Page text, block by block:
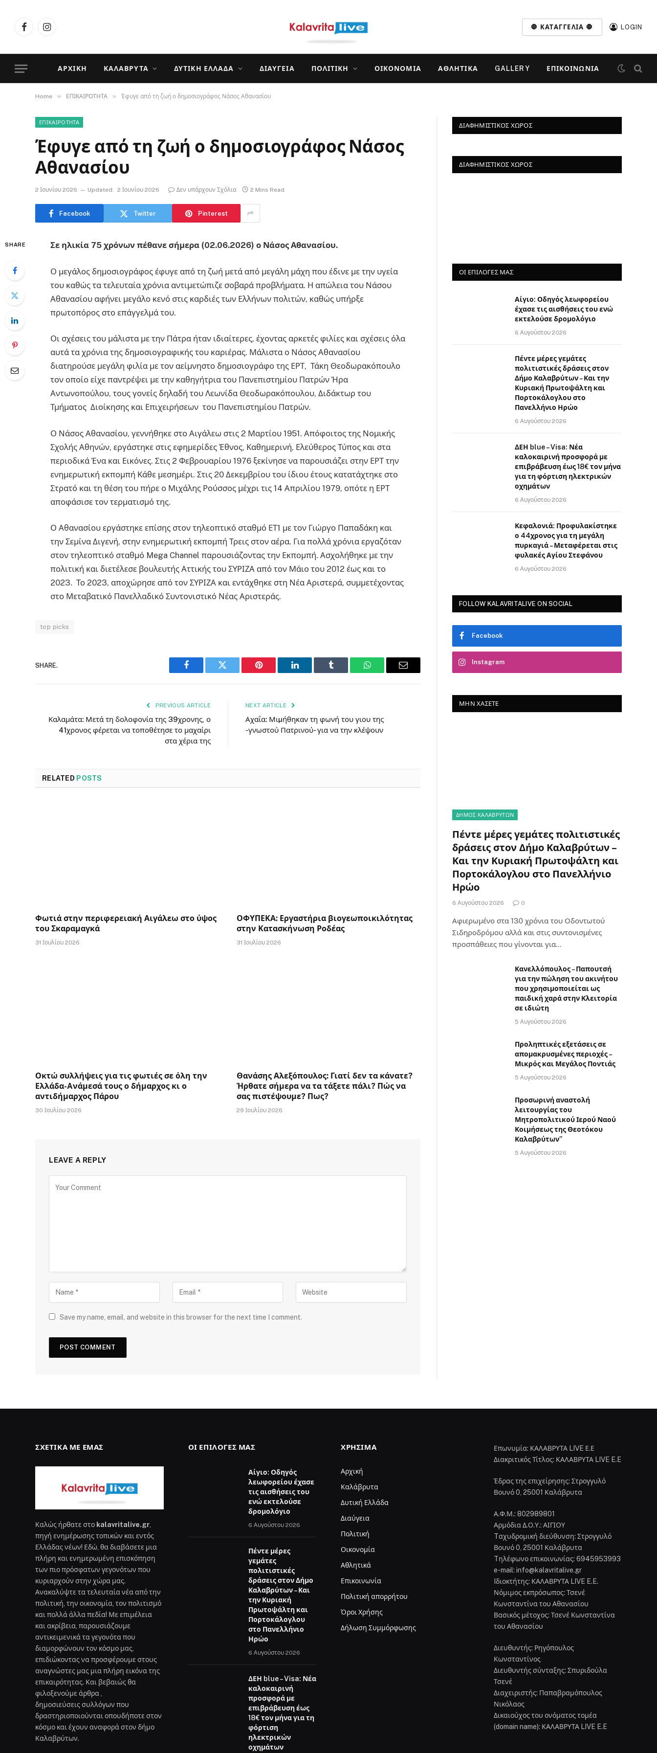
FacebookInstagram
🛑 ΚΑΤΑΓΓΕΛΊΑ 🛑 LOGIN
ΑΡΧΙΚΉ ΚΑΛΆΒΡΥΤΑ ΔΥΤΙΚΉ ΕΛΛΆΔΑ ΔΙΑΎΓΕΙΑ ΠΟΛΙΤΙΚΉ ΟΙΚΟΝΟΜΊΑ ΑΘΛΗΤΙΚΆ GALLERY ΕΠΙΚΟΙΝΩΝΊΑ
Home » ΕΠΙΚΑΙΡΟΤΗΤΑ » Έφυγε από τη ζωή ο δημοσιογράφος Νάσος Αθανασίου
ΕΠΙΚΑΙΡΟΤΗΤΑ
Έφυγε από τη ζωή ο δημοσιογράφος Νάσος
Αθανασίου
2 Ιουνίου 2026 Updated: 2 Ιουνίου 2026 Δεν υπάρχουν Σχόλια 2 Mins Read
Facebook Twitter Pinterest
SHARE Σε ηλικία 75 χρόνων πέθανε σήμερα (02.06.2026) ο Νάσος Αθανασίου.
Ο μεγάλος δημοσιογράφος έφυγε από τη ζωή μετά από μεγάλη μάχη που έδινε με την υγεία
του καθώς τα τελευταία χρόνια αντιμετώπιζε σοβαρά προβλήματα. Η απώλεια του Νάσου
Αθανασίου αφήνει μεγάλο κενό στις καρδιές των Ελλήνων πολιτών, καθώς υπήρξε
πρωτοπόρος στο επάγγελμά του.
Οι σχέσεις του μάλιστα με την Πάτρα ήταν ιδιαίτερες, έχοντας αρκετές φιλίες και σχέσεις όλα
αυτά τα χρόνια της δημοσιογραφικής του καριέρας. Μάλιστα ο Νάσος Αθανασίου
διατηρούσε μεγάλη φιλία με τον αείμνηστο δημοσιογράφο της ΕΡΤ, Τάκη Θεοδωρακόπουλο
τον οποίο είχε παντρέψει με την καθηγήτρια του Πανεπιστημίου Πατρών Ήρα
Αντωνοπούλου, τους γονείς δηλαδή του Λεωνίδα Θεοδωρακόπουλου, Διδάκτωρ του
Τμήματος Διοίκησης και Επιχειρήσεων του Πανεπιστημίου Πατρών.
Ο Νάσος Αθανασίου, γεννήθηκε στο Αιγάλεω στις 2 Μαρτίου 1951. Απόφοιτος της Νομικής
Σχολής Αθηνών, εργάστηκε στις εφημερίδες Έθνος, Καθημερινή, Ελεύθερος Τύπος και στα
περιοδικά Ένα και Εικόνες. Στις 2 Φεβρουαρίου 1976 ξεκίνησε να παρουσιάζει στην ΕΡΤ την
ενημερωτική εκπομπή Κάθε μεσημέρι. Στις 20 Δεκεμβρίου του ίδιου έτους κατατάχτηκε στο
Στρατό και τη θέση του πήρε ο Μιχάλης Ρούσσος μέχρι τις 14 Απριλίου 1979, οπότε η ΕΡΤ
αποφάσισε τον τερματισμό της.
Ο Αθανασίου εργάστηκε επίσης στον τηλεοπτικό σταθμό ΕΤ1 με τον Γιώργο Παπαδάκη και
την Σεμίνα Διγενή, στην ενημερωτική εκπομπή Τρεις στον αέρα. Για πολλά χρόνια εργαζόταν
στον τηλεοπτικό σταθμό Mega Channel παρουσιάζοντας την Εκπομπή. Ασχολήθηκε με την
πολιτική και διετέλεσε βουλευτής Αττικής του ΣΥΡΙΖΑ από τον Μάιο του 2012 έως και το
2023. Το 2023, αποχώρησε από τον ΣΥΡΙΖΑ και εντάχθηκε στη Νέα Αριστερά, συμμετέχοντας
στο Μεταβατικό Πανελλαδικό Συντονιστικό Νέας Αριστεράς.
top picks
SHARE.
Facebook Twitter Pinterest LinkedIn Tumblr WhatsAppEmail
PREVIOUS ARTICLE
Καλαμάτα: Μετά τη δολοφονία της 39χρονης, ο
41χρονος φέρεται να τοποθέτησε το μαχαίρι
στα χέρια της
NEXT ARTICLE
Αχαΐα: Μιµήθηκαν τη φωνή του γιου της
-γνωστού Πατρινού- για να την κλέψουν
RELATED POSTS
Φωτιά στην περιφερειακή Αιγάλεω στο ύψος
του Σκαραμαγκά
31 Ιουλίου 2026
ΟΦΥΠΕΚΑ: Εργαστήρια βιογεωποικιλότητας
στην Κατασκήνωση Ροδέας
31 Ιουλίου 2026
Οκτώ συλλήψεις για τις φωτιές σε όλη την
Ελλάδα-Aνάμεσά τους ο δήμαρχος κι ο
αντιδήμαρχος Πάρου
30 Ιουλίου 2026
Θανάσης Αλεξόπουλος: Γιατί δεν τα κάνατε?
Ήρθατε σήμερα να τα τάξετε πάλι? Πώς να
σας πιστέψουμε? Πως?
29 Ιουλίου 2026
LEAVE A REPLY
Save my name, email, and website in this browser for the next time I comment.
ΔΙΑΦΗΜΙΣΤΙΚΌΣ ΧΏΡΟΣ
ΔΙΑΦΗΜΙΣΤΙΚΌΣ ΧΏΡΟΣ
ΟΙ ΕΠΙΛΟΓΈΣ ΜΑΣ
Αίγιο: Οδηγός λεωφορείου
έχασε τις αισθήσεις του ενώ
εκτελούσε δρομολόγιο
6 Αυγούστου 2026
Πέντε μέρες γεμάτες
πολιτιστικές δράσεις στον
Δήμο Καλαβρύτων – Και την
Κυριακή Πρωτοψάλτη και
Πορτοκάλογλου στο
Πανελλήνιο Ηρώο
6 Αυγούστου 2026
ΔΕΗ blue – Visa: Νέα
καλοκαιρινή προσφορά με
επιβράβευση έως 18€ τον μήνα
για τη φόρτιση ηλεκτρικών
οχημάτων
6 Αυγούστου 2026
Κεφαλονιά: Προφυλακίστηκε
ο 44χρονος για τη μεγάλη
πυρκαγιά – Μεταφέρεται στις
φυλακές Αγίου Στεφάνου
6 Αυγούστου 2026
FOLLOW KALAVRITALIVE ON SOCIAL
Facebook
Instagram
ΜΗΝ ΧΆΣΕΤΕ
ΔΗΜΟΣ ΚΑΛΑΒΡΥΤΩΝ
Πέντε μέρες γεμάτες πολιτιστικές
δράσεις στον Δήμο Καλαβρύτων –
Και την Κυριακή Πρωτοψάλτη και
Πορτοκάλογλου στο Πανελλήνιο
Ηρώο
6 Αυγούστου 2026 0
Αφιερωμένο στα 130 χρόνια του Οδοντωτού
Σιδηροδρόμου αλλά και στις συντονισμένες
προσπάθειες που γίνονται για…
Κανελλόπουλος – Παπουτσή
για την πώληση του ακινήτου
που χρησιμοποιείται ως
παιδική χαρά στην Κλειτορία
σε ιδιώτη
5 Αυγούστου 2026
Προληπτικές εξετάσεις σε
απομακρυσμένες περιοχές –
Μικρός και Μεγάλος Ποντιάς
5 Αυγούστου 2026
Προσωρινή αναστολή
λειτουργίας του
Μητροπολιτικού Ιερού Ναού
Κοιμήσεως της Θεοτόκου
Καλαβρύτων”
5 Αυγούστου 2026
ΣΧΕΤΙΚΆ ΜΕ ΕΜΆΣ
Καλώς ήρθατε στο kalavritalive.gr
πηγή ενημέρωσης τοπικών και εντός
Ελλάδας νέων! Εδώ, θα διαβάσετε μια
πλήρη και ενημερωμένη επισκόπηση
των πιο πρόσφατων γεγονότων που
κυριαρχούν στην χώρα μας.
Ανακαλύψτε τα τελευταία νέα από την
πολιτική, την οικονομία, τον πολιτισμό
και πολλά άλλα πεδία! Με επιμέλεια
και ακρίβεια, παρουσιάζουμε
αντικειμενικά τα γεγονότα που
διαμορφώνουν τον κόσμο μας,
επιδιώκοντας να προσφέρουμε στους
αναγνώστες μας μια πλήρη εικόνα της
επικαιρότητας. Και βεβαιώς θα
φιλοξενούμε άρθρα ,
δημοσιεύσεις συλλόγων που
δραστηριοποιούνται οπουδήποτε στον
κόσμο και έχουν αναφορά στον δήμο
Καλαβρύτων.
ΟΙ ΕΠΙΛΟΓΈΣ ΜΑΣ
Αίγιο: Οδηγός
λεωφορείου έχασε
τις αισθήσεις του
ενώ εκτελούσε
δρομολόγιο
6 Αυγούστου 2026
Πέντε μέρες
γεμάτες
πολιτιστικές
δράσεις στον Δήμο
Καλαβρύτων – Και
την Κυριακή
Πρωτοψάλτη και
Πορτοκάλογλου
στο Πανελλήνιο
Ηρώο
6 Αυγούστου 2026
ΔΕΗ blue – Visa: Νέα
καλοκαιρινή
προσφορά με
επιβράβευση έως
18€ τον μήνα για τη
φόρτιση
ηλεκτρικών
οχημάτων
ΧΡΉΣΙΜΑ
Αρχική
Καλάβρυτα
Δυτική Ελλάδα
Διαύγεια
Πολιτική
Οικονομία
Αθλητικά
Επικοινωνία
Πολιτική απορρήτου
Όροι Χρήσης
Δήλωση Συμμόρφωσης
Επωνυμία: ΚΑΛΑΒΡΥΤΑ LIVE Ε.Ε
Διακριτικός Τίτλος: ΚΑΛΑΒΡΥΤΑ LIVE E.E
Έδρας της επιχείρησης: Στρογγυλό
Βουνό 0, 25001 Καλάβρυτα
Α.Φ.Μ.: 802989801
Αρμόδια Δ.Ο.Υ.: ΑΙΓΙΟΥ
Tαχυδρομική διεύθυνση: Στρογγυλό
Βουνό 0, 25001 Καλάβρυτα
Tηλέφωνο επικοινωνίας: 6945953993
e-mail: info@kalavritalive.gr
Iδιοκτήτης: ΚΑΛΑΒΡΥΤΑ LIVE E.E.
Νόμιμος εκπρόσωπος: Τσενέ
Κωνσταντίνα του Αθανασίου
Βασικός μέτοχος: Τσενέ Κωνσταντίνα
του Αθανασίου
Διευθυντής: Ρηγόπουλος
Κωνσταντίνος
Διευθυντής σύνταξης: Σπυριδούλα
Τσενέ
Διαχειριστής: Παπαβραμόπουλος
Νικόλαος
Δικαιούχος του ονόματος τομέα
(domain name): ΚΑΛΑΒΡΥΤΑ LIVE E.E